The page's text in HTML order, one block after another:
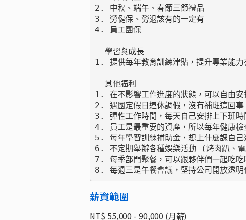
2. 中秋、端午、春節三節禮品
3. 勞健保、勞退該有的一定有
4. 員工團保
- 學習與成長
1. 提供每年教育訓練津貼，提升專業能力
- 其他福利
1. 在不影響工作進度的狀態，可以自由安
2. 遇國定假日連休調假，沒有補班這回事
3. 彈性工作時間，每天自己安排上下班時
4. 員工是最重要的資產，所以每年健康檢
5. 每年學習訓練補助金，想上什麼課自己
6. 不定期舉辦各種娛樂活動 (烤肉趴、
7. 每季部門聚餐，可以跟夥伴們一起吃吃
8. 每週三是午餐會議，堅持公司開放透明
薪資範圍
NT$ 55,000 - 90,000 (月薪)